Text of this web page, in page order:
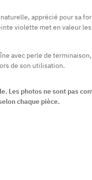
apprécié pour sa
violette met en valeur
avec perle de
de son utilisation.
Les photos ne sont pas
chaque pièce.